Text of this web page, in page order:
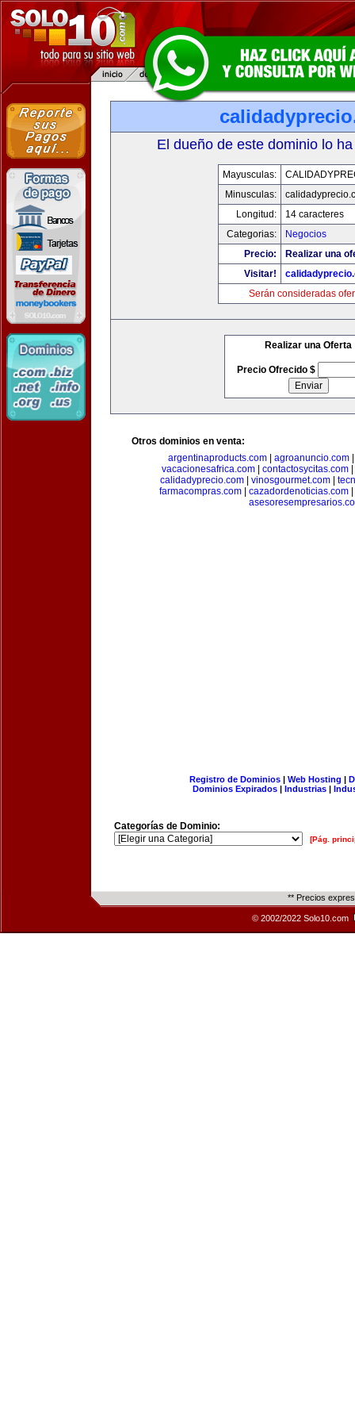
El dueño de este dominio lo
Mayusculas:
Minusculas:
Longitud:
14 caracteres
Categorias:
Negocios
Precio:
Realizar una
Visitar!
Serán consideradas
Realizar una Oferta
Precio Ofrecido $
Otros dominios en venta:
argentinaproducts.com| agroanuncio.com
vacacionesafrica.com| contactosycitas.com|
calidadyprecio.com
vinosgourmet.com
farmacompras.com
cazadordenoticias.com
Registro de Dominios| Web Hosting |
Dominios Expirados | Industrias |
Categorías de Dominio:
[Pág.
** Precios
© 2002/2022 Solo10.com